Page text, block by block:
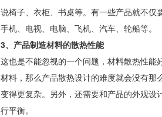
说椅子、衣柜、书桌等。有一些产品就不
手机、电视、电脑、飞机、汽车、轮船等。
3、产品制造材料的散热性能
这也是不能忽视的一个问题，材料散热性
材料，那么产品散热设计的难度就会没有
变得更复杂。另外，还需要和产品的外观
行平衡。